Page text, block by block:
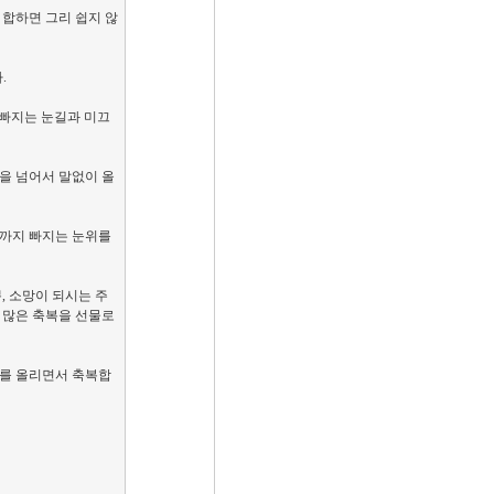
하면 그리 쉽지 않
지는 눈길과 미끄
넘어서 말없이 올
지 빠지는 눈위를
소망이 되시는 주
은 축복을 선물로
올리면서 축복합